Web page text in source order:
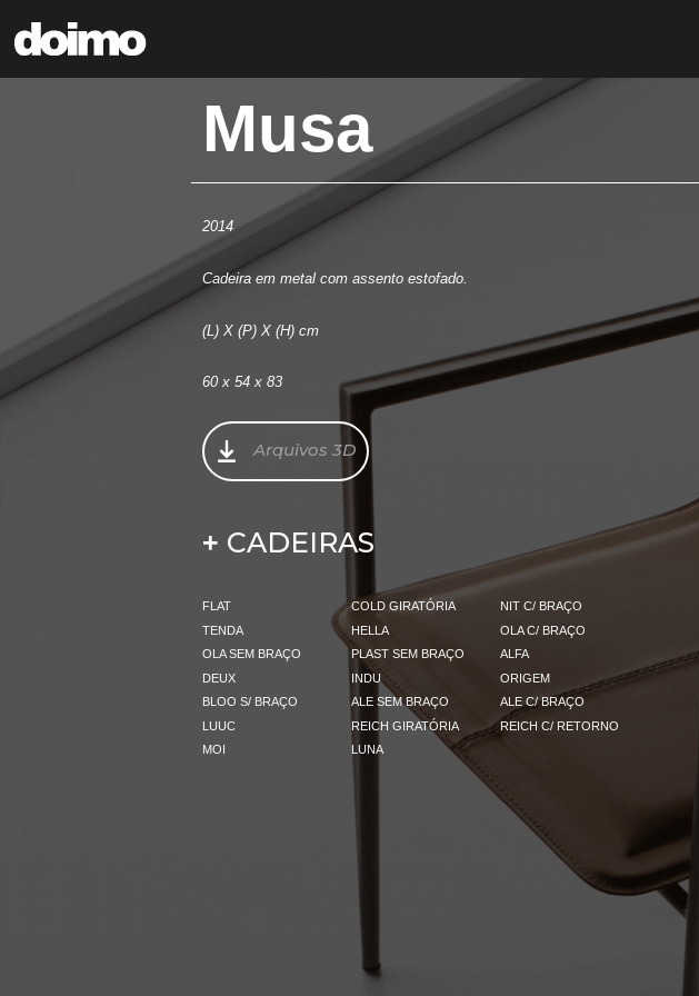
Musa
2014
Cadeira em metal com assento estofado.
(L) X (P) X (H) cm
60 x 54 x 83
Arquivos 3D
+ CADEIRAS
FLAT COLD GIRATÓRIA
NIT C/ BRAÇO
TENDA
HELLA
OLA C/ BRAÇO
OLA SEM BRAÇO
PLAST SEM BRAÇO
ALFA
DEUX
INDU
ORIGEM
BLOO S/ BRAÇO
ALE SEM BRAÇO
ALE C/ BRAÇO
LUUC
REICH GIRATÓRIA
REICH C/ RETORNO
MOI
LUNA